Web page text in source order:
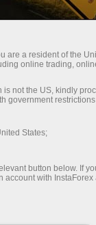
Photonews
are a resident of the
online trading,
not the US, kindly
government
States;
button below. If
account with InstaForex